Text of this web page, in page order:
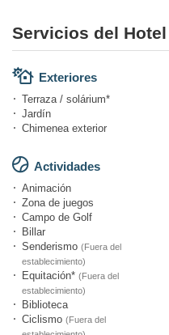
Servicios del
Exteriores
Terraza / solárium*
Jardín
Chimenea exterior
Actividades
Animación
Zona de juegos
Campo de Golf
Billar
Senderismo (Fuera del
establecimiento)
Equitación* (Fuera del
establecimiento)
Biblioteca
Ciclismo (Fuera del